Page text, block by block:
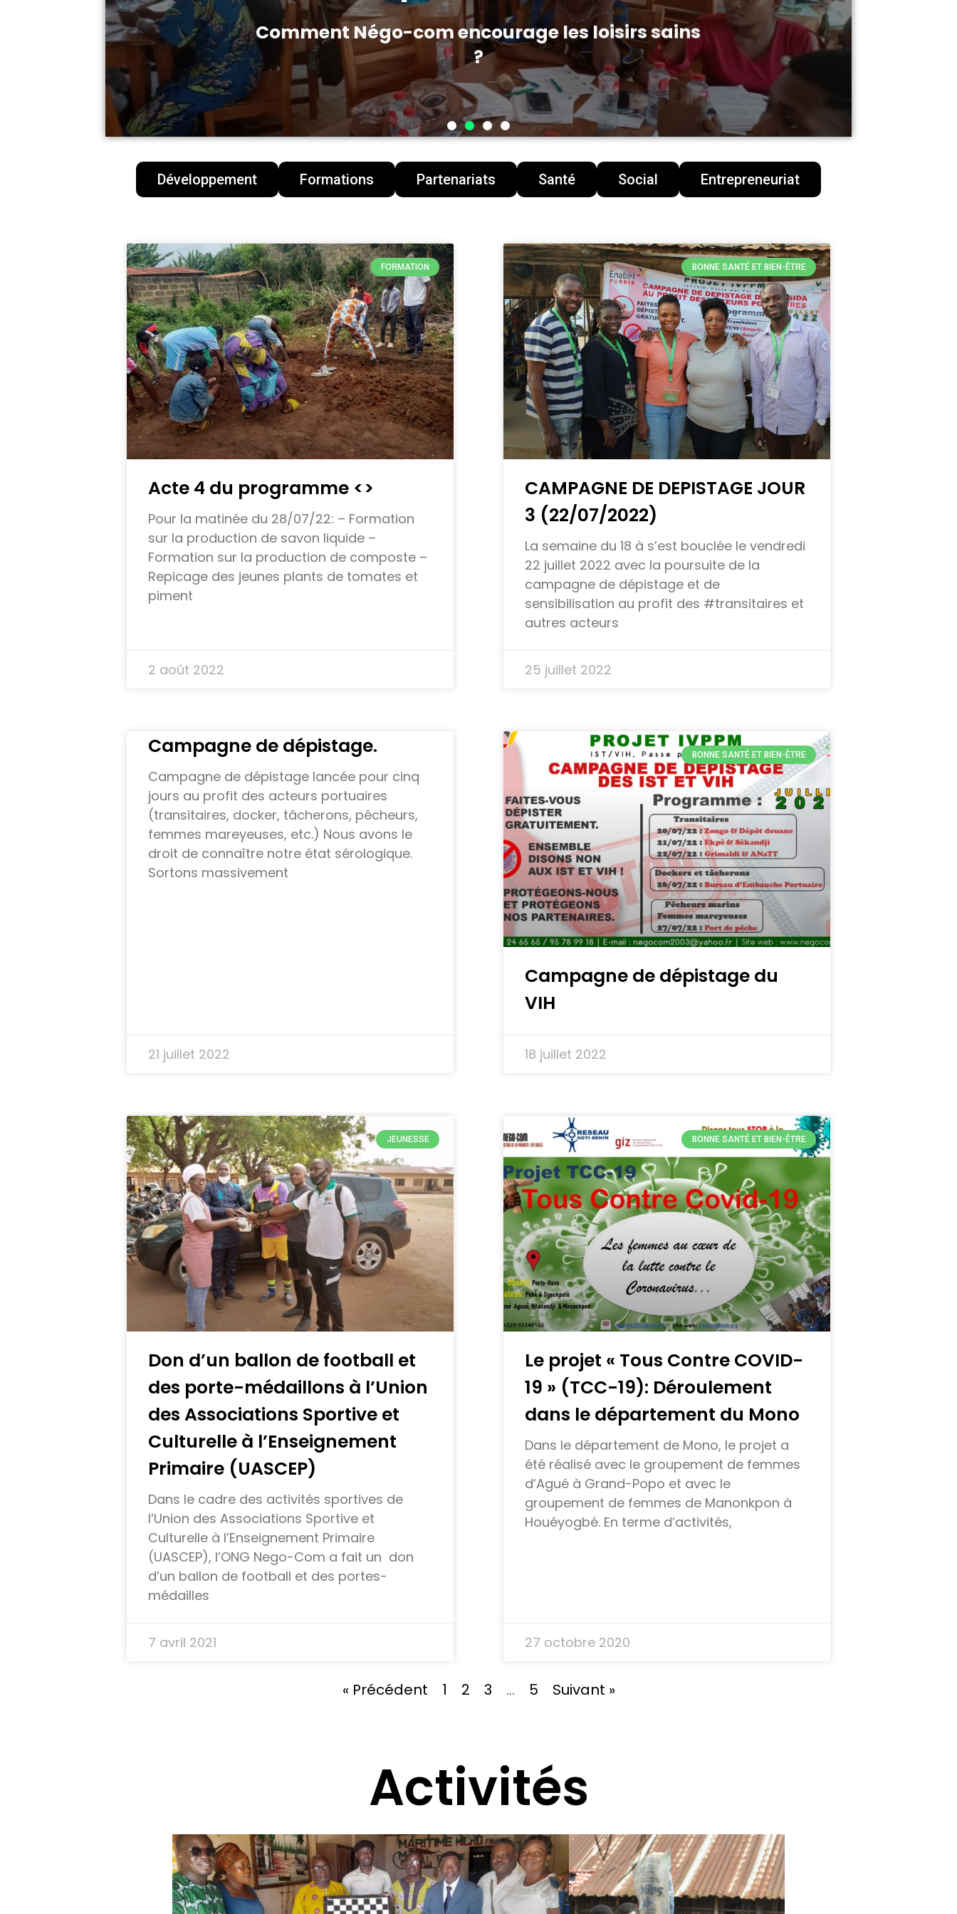
Comment Négo-com encourage les loisirs sains
?
Développement Formations Partenariats Santé Social Entrepreneuriat
FORMATION
Acte 4 du programme <>
Pour la matinée du 28/07/22: – Formation
sur la production de savon liquide –
Formation sur la production de composte –
Repicage des jeunes plants de tomates et
piment
2 août 2022
BONNE SANTÉ ET BIEN-ÊTRE
CAMPAGNE DE DEPISTAGE JOUR
3 (22/07/2022)
La semaine du 18 à s’est bouclée le vendredi
22 juillet 2022 avec la poursuite de la
campagne de dépistage et de
sensibilisation au profit des #transitaires et
autres acteurs
25 juillet 2022
Campagne de dépistage.
Campagne de dépistage lancée pour cinq
jours au profit des acteurs portuaires
(transitaires, docker, tâcherons, pêcheurs,
femmes mareyeuses, etc.) Nous avons le
droit de connaître notre état sérologique.
Sortons massivement
21 juillet 2022
BONNE SANTÉ ET BIEN-ÊTRE
Campagne de dépistage du
VIH
18 juillet 2022
JEUNESSE
Don d’un ballon de football et
des porte-médaillons à l’Union
des Associations Sportive et
Culturelle à l’Enseignement
Primaire (UASCEP)
Dans le cadre des activités sportives de
l’Union des Associations Sportive et
Culturelle à l’Enseignement Primaire
(UASCEP), l’ONG Nego-Com a fait un don
d’un ballon de football et des portes-
médailles
7 avril 2021
BONNE SANTÉ ET BIEN-ÊTRE
Le projet « Tous Contre COVID-
19 » (TCC-19): Déroulement
dans le département du Mono
Dans le département de Mono, le projet a
été réalisé avec le groupement de femmes
d’Agué à Grand-Popo et avec le
groupement de femmes de Manonkpon à
Houéyogbé. En terme d’activités,
27 octobre 2020
« Précédent 1 2 3 … 5 Suivant »
Activités